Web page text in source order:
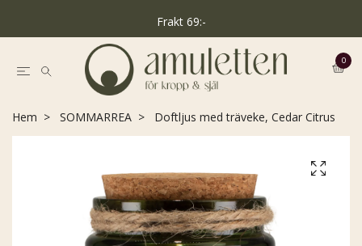
Frakt 69:-
0
Hem SOMMARREA Doftljus med träveke, Cedar Citrus